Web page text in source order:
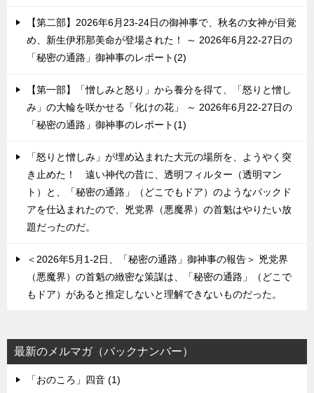
【第二部】2026年6月23-24日の御神事で、秋名の女神が目覚
め、新生伊邪那美命が登場された！ ～ 2026年6月22-27日の
「秘密の通路」御神事のレポート(2)
【第一部】「憎しみと怒り」から養分を得て、「怒りと憎し
み」の大輪を咲かせる「化けの花」 ～ 2026年6月22-27日の
「秘密の通路」御神事のレポート(1)
「怒りと憎しみ」が埋め込まれた大元の場所を、ようやく突
き止めた！ 遠い神代の昔に、透明フィルター（透明マン
ト）と、「秘密の通路」（どこでもドア）のようなバックド
アを仕込まれたので、兇党界（悪魔界）の首魁はやりたい放
題だったのだ。
＜2026年5月1-2日、「秘密の通路」御神事の報告＞ 兇党界
（悪魔界）の首魁の緻密な策謀は、「秘密の通路」（どこで
もドア）があると推定しないと理解できないものだった。
最新のメルマガ（バックナンバー）
「おのころ」四音 (1)